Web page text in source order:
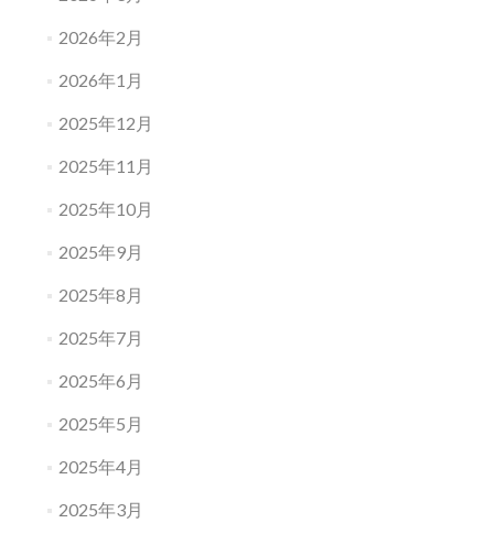
2026年2月
2026年1月
2025年12月
2025年11月
2025年10月
2025年9月
2025年8月
2025年7月
2025年6月
2025年5月
2025年4月
2025年3月